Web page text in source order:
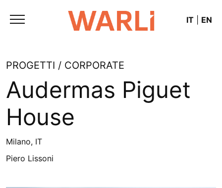
IT EN
PROGETTI / CORPORATE
Audermas Piguet
House
Milano, IT
Piero Lissoni